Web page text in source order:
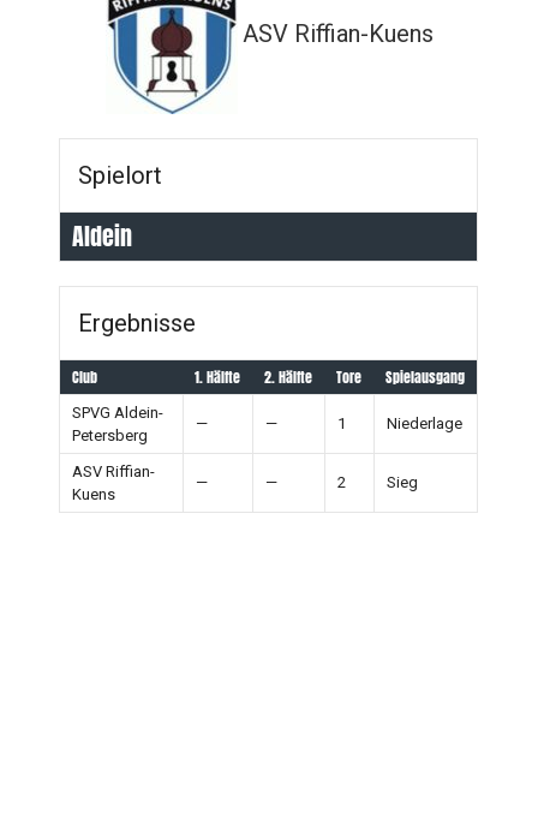
ASV Riffian-Kuens
Spielort
Aldein
Ergebnisse
Club 1. Hälfte 2. Hälfte Tore Spielausgang
SPVG Aldein-
Petersberg
— — 1 Niederlage
ASV Riffian-
Kuens
— — 2 Sieg